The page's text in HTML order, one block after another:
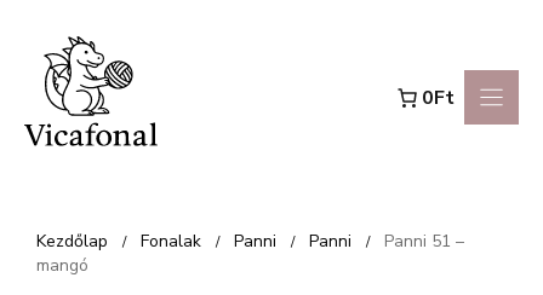
Kilépés
tartalomba
0Ft
Kezdőlap / Fonalak / Panni / Panni /
Panni 51 –
mangó